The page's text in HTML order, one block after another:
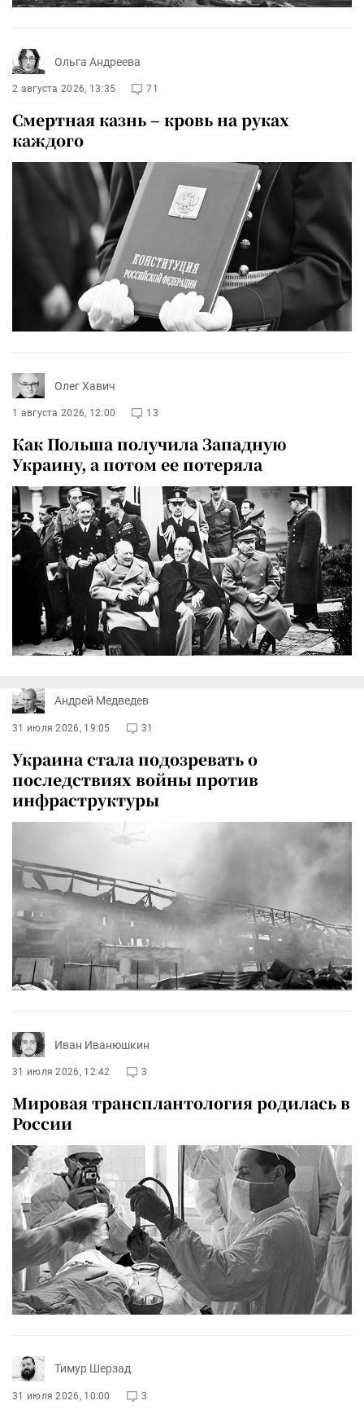
Ольга Андреева
2 августа 2026, 13:35 71
Смертная казнь – кровь на руках
каждого
Олег Хавич
1 августа 2026, 12:00 13
Как Польша получила Западную
Украину, а потом ее потеряла
Андрей Медведев
31 июля 2026, 19:05 31
Украина стала подозревать о
последствиях войны против
инфраструктуры
Иван Иванюшкин
31 июля 2026, 12:42 3
Мировая трансплантология родилась в
России
Тимур Шерзад
31 июля 2026, 10:00 3